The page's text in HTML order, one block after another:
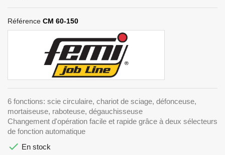
Référence CM 60-150
6 fonctions: scie circulaire, chariot de sciage, défonceuse,
mortaiseuse, raboteuse, dégauchisseuse
Changement d'opération facile et rapide grâce à deux sélecteurs
de fonction automatique
 En stock